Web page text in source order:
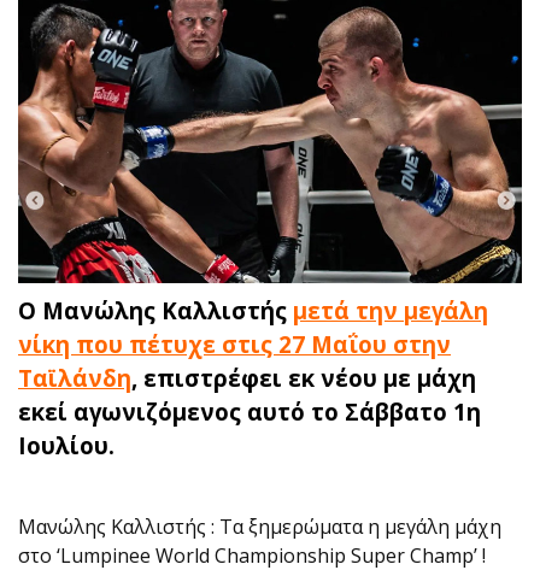
Ο Μανώλης Καλλιστής μετά την μεγάλη
νίκη που πέτυχε στις 27 Μαΐου στην
Ταϊλάνδη, επιστρέφει εκ νέου με μάχη
εκεί αγωνιζόμενος αυτό το Σάββατο 1η
Ιουλίου.
Μανώλης Καλλιστής : Τα ξημερώματα η μεγάλη μάχη
στο ‘Lumpinee World Championship Super Champ’ !